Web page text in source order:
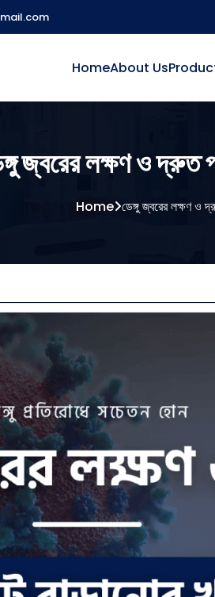
HomeAbout Us
জ্বরের লক্ষণ ও দ্রুত
Home ডেঙ্গু জ্বরের লক্ষণ ও